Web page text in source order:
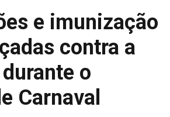
e imunização
contra a
o
Carnaval